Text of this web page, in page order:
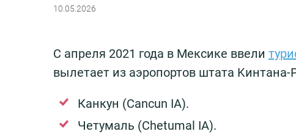
10.05.2026
С апреля 2021 года в Мексике ввели
вылетает из аэропортов штата Kинтaнa-
Канкун (Cancun IA).
Четумаль (Chetumal IA).